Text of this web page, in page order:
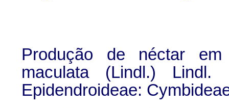
Produção de néctar
maculata(Lindl.) Lindl.
Epidendroideae: